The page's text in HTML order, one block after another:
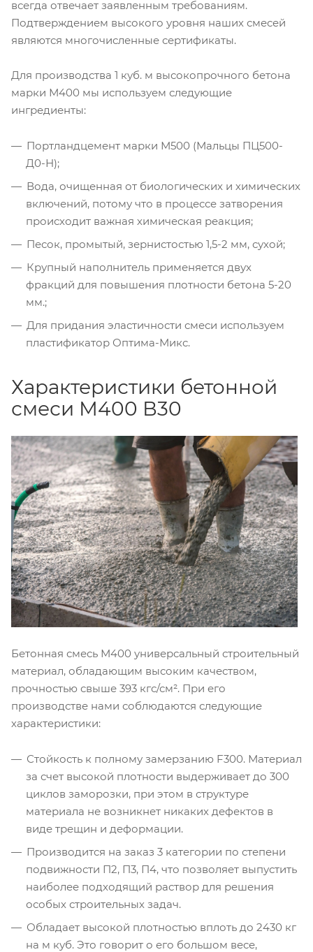
всегда отвечает заявленным требованиям.
Подтверждением высокого уровня наших смесей
являются многочисленные сертификаты.
Для производства 1 куб. м высокопрочного бетона
марки М400 мы используем следующие
ингредиенты:
Портландцемент марки М500 (Мальцы ПЦ500-
Д0-Н);
Вода, очищенная от биологических и химических
включений, потому что в процессе затворения
происходит важная химическая реакция;
Песок, промытый, зернистостью 1,5-2 мм, сухой;
Крупный наполнитель применяется двух
фракций для повышения плотности бетона 5-20
мм.;
Для придания эластичности смеси используем
пластификатор Оптима-Микс.
Характеристики бетонной
смеси М400 В30
Бетонная смесь М400 универсальный строительный
материал, обладающим высоким качеством,
прочностью свыше 393 кгс/см². При его
производстве нами соблюдаются следующие
характеристики:
Стойкость к полному замерзанию F300. Материал
за счет высокой плотности выдерживает до 300
циклов заморозки, при этом в структуре
материала не возникнет никаких дефектов в
виде трещин и деформации.
Производится на заказ 3 категории по степени
подвижности П2, П3, П4, что позволяет выпустить
наиболее подходящий раствор для решения
особых строительных задач.
Обладает высокой плотностью вплоть до 2430 кг
на м куб. Это говорит о его большом весе,